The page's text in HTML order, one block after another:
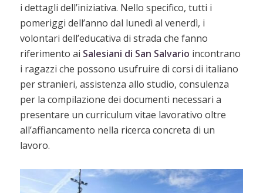
i dettagli dell’iniziativa. Nello specifico, tutti i
pomeriggi dell’anno dal lunedì al venerdì, i
volontari dell’educativa di strada che fanno
riferimento ai Salesiani di San Salvario incontrano
i ragazzi che possono usufruire di corsi di italiano
per stranieri, assistenza allo studio, consulenza
per la compilazione dei documenti necessari a
presentare un curriculum vitae lavorativo oltre
all’affiancamento nella ricerca concreta di un
lavoro.